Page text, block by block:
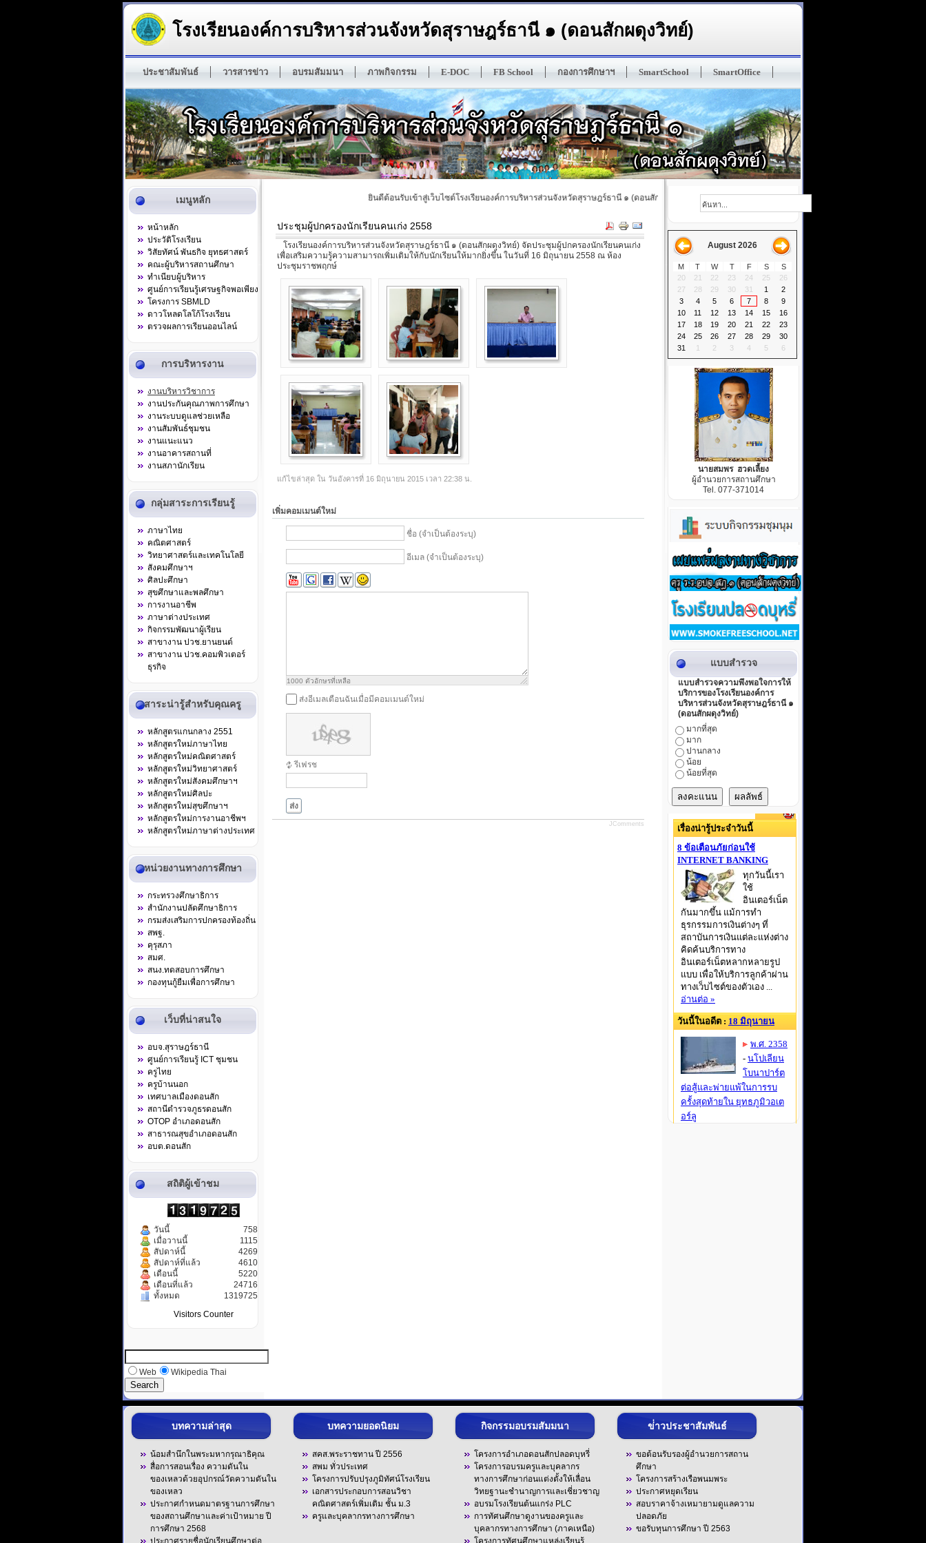
โรงเรียนองค์การบริหารส่วนจังหวัดสุราษฎร์ธานี ๑ (ดอนสักผดุงวิทย์)
ประชาสัมพันธ์ วารสารข่าว อบรมสัมมนา ภาพกิจกรรม E-DOC FB School กองการศึกษาฯ SmartSchool SmartOffice
เมนูหลัก
หน้าหลัก
ประวัติโรงเรียน
วิสัยทัศน์ พันธกิจ ยุทธศาสตร์
คณะผู้บริหารสถานศึกษา
ทำเนียบผู้บริหาร
ศูนย์การเรียนรู้เศรษฐกิจพอเพียง
โครงการ SBMLD
ดาวโหลดโลโก้โรงเรียน
ตรวจผลการเรียนออนไลน์
การบริหารงาน
งานบริหารวิชาการ
งานประกันคุณภาพการศึกษา
งานระบบดูแลช่วยเหลือ
งานสัมพันธ์ชุมชน
งานแนะแนว
งานอาคารสถานที่
งานสภานักเรียน
กลุ่มสาระการเรียนรู้
ภาษาไทย
คณิตศาสตร์
วิทยาศาสตร์และเทคโนโลยี
สังคมศึกษาฯ
ศิลปะศึกษา
สุขศึกษาและพลศึกษา
การงานอาชีพ
ภาษาต่างประเทศ
กิจกรรมพัฒนาผู้เรียน
สาขางาน ปวช.ยานยนต์
สาขางาน ปวช.คอมพิวเตอร์
ธุรกิจ
สาระน่ารู้สำหรับคุณครู
หลักสูตรแกนกลาง 2551
หลักสูตรใหม่ภาษาไทย
หลักสูตรใหม่คณิตศาสตร์
หลักสูตรใหม่วิทยาศาสตร์
หลักสูตรใหม่สังคมศึกษาฯ
หลักสูตรใหม่ศิลปะ
หลักสูตรใหม่สุขศึกษาฯ
หลักสูตรใหม่การงานอาชีพฯ
หลักสูตรใหม่ภาษาต่างประเทศ
หน่วยงานทางการศึกษา
กระทรวงศึกษาธิการ
สำนักงานปลัดศึกษาธิการ
กรมส่งเสริมการปกครองท้องถิ่น
สพฐ.
คุรุสภา
สมศ.
สนง.ทดสอบการศึกษา
กองทุนกู้ยืมเพื่อการศึกษา
เว็บที่น่าสนใจ
อบจ.สุราษฎร์ธานี
ศูนย์การเรียนรู้ ICT ชุมชน
ครูไทย
ครูบ้านนอก
เทศบาลเมืองดอนสัก
สถานีตำรวจภูธรดอนสัก
OTOP อำเภอดอนสัก
สาธารณสุขอำเภอดอนสัก
อบต.ดอนสัก
สถิติผู้เข้าชม
วันนี้
758
เมื่อวานนี้
1115
สัปดาห์นี้
4269
สัปดาห์ที่แล้ว
4610
เดือนนี้
5220
เดือนที่แล้ว
24716
ทั้งหมด
1319725
Visitors Counter
Web Wikipedia Thai
ยินดีต้อนรับเข้าสู่เว็บไซต์โรงเรียนองค์การบริหารส่วนจังหวัดสุราษฎร์ธานี ๑ (ดอนสักผดุงวิทย์) ปรัญชา : ทนฺโต เสฎโฐ มนุสเสสุ ในมวลหมู่มนุษย์ ผู้ฝึกตนดีแล้วเป็น
ประชุมผู้ปกครองนักเรียนคนเก่ง 2558
โรงเรียนองค์การบริหารส่วนจังหวัดสุราษฎร์ธานี ๑ (ดอนสักผดุงวิทย์) จัดประชุมผู้ปกครองนักเรียนคนเก่ง
เพื่อเสริมความรู้ความสามารถเพิ่มเติมให้กับนักเรียนให้มากยิ่งขึ้น ในวันที่ 16 มิถุนายน 2558 ณ ห้อง
ประชุมราชพฤกษ์
แก้ไขล่าสุด ใน วันอังคารที่ 16 มิถุนายน 2015 เวลา 22:38 น.
เพิ่มคอมเมนต์ใหม่
ชื่อ (จำเป็นต้องระบุ)
อีเมล (จำเป็นต้องระบุ)
1000 ตัวอักษรที่เหลือ
ส่งอีเมลเตือนฉันเมื่อมีคอมเมนต์ใหม่
รีเฟรช
ส่ง
JComments
August 2026
M T W T F S
S
20
21 22 23 24 25
26
27
28 29 30 31 1
2
3
4 5 6 7 8
9
10
11 12 13 14 15
16
17
18 19 20 21 22
23
24
25 26 27 28 29
30
31
1 2 3 4 5 6
นายสมพร ฮวดเลี้ยง
ผู้อำนวยการสถานศึกษา
Tel. 077-371014
แบบสำรวจ
แบบสำรวจความพึงพอใจการให้
บริการของโรงเรียนองค์การ
บริหารส่วนจังหวัดสุราษฎร์ธานี ๑
(ดอนสักผดุงวิทย์)
มากที่สุด
มาก
ปานกลาง
น้อย
น้อยที่สุด
บทความล่าสุด
น้อมสำนึกในพระมหากรุณาธิคุณ
สื่อการสอนเรื่อง ความดันใน
ของเหลวด้วยอุปกรณ์วัดความดันใน
ของเหลว
ประกาศกำหนดมาตรฐานการศึกษา
ของสถานศึกษาและค่าเป้าหมาย ปี
การศึกษา 2568
ประกาศรายชื่อนักเรียนศึกษาต่อ
บทความยอดนิยม
สคส.พระราชทาน ปี 2556
สพม ทั่วประเทศ
โครงการปรับปรุงภูมิทัศน์โรงเรียน
เอกสารประกอบการสอนวิชา
คณิตศาสตร์เพิ่มเติม ชั้น ม.3
ครูและบุคลากรทางการศึกษา
กิจกรรมอบรมสัมมนา
โครงการอำเภอดอนสักปลอดบุหรี่
โครงการอบรมครูและบุคลากร
ทางการศึกษาก่อนแต่งตั้งให้เลื่อน
วิทยฐานะชำนาญการและเชี่ยวชาญ
อบรมโรงเรียนต้นแกร่ง PLC
การทัศนศึกษาดูงานของครูและ
บุคลากรทางการศึกษา (ภาคเหนือ)
โครงการทัศนศึกษาแหล่งเรียนรู้
ข่่าวประชาสัมพันธ์
ขอต้อนรับรองผู้อำนวยการสถาน
ศึกษา
โครงการสร้างเรือพนมพระ
ประกาศหยุดเรียน
สอบราคาจ้างเหมายามดูแลความ
ปลอดภัย
ขอรับทุนการศึกษา ปี 2563